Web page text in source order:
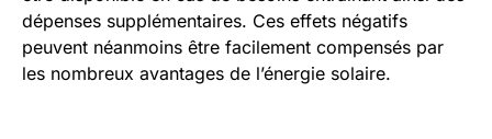
dépenses supplémentaires. Ces effets négatifs
peuvent néanmoins être facilement compensés par
les nombreux avantages de l’énergie solaire.